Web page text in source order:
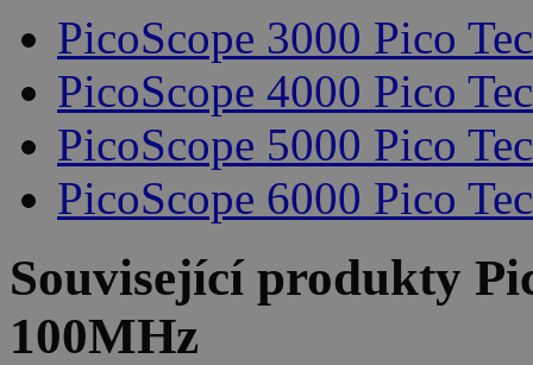
PicoScope 3000 Pico
PicoScope 4000 Pico
PicoScope 5000 Pico
PicoScope 6000 Pico
Související produkty
100MHz